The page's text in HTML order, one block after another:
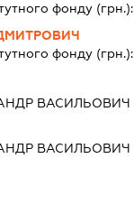
фонду (грн.):
фонду (грн.):
ВАСИЛЬОВИЧ
ВАСИЛЬОВИЧ